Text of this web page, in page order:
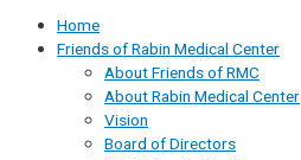
Home
Friends of Rabin Medical Center
About Friends of RMC
About Rabin Medical Center
Vision
Board of Directors